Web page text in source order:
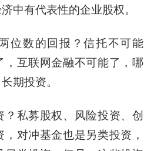
中有代表性的企业股权。
数的回报？信托不可能
，互联网金融不可能了，哪
期投资。
私募股权、风险投资、创
对冲基金也是另类投资，